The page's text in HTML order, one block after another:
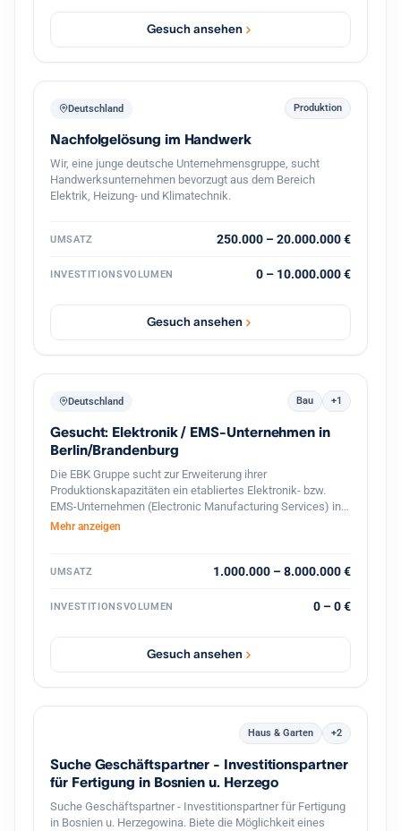
vollständige Übernahme oder eine Mehrheit inklusive
Übernahme der Geschäftsführung. Eine strukturierte
Übergabe im Tempo des bisherigen Inhabers ist
mit einem festen privaten Investorenkreis, der bei
zusätzlichem Bedarf Eigenkapital von bis zu 3 Millionen
Euro bereitstellt. Damit lässt sich eine Übernahme zügig
und verlässlich umsetzen. Eine
Vertraulichkeitsvereinbarung unterzeichne ich
selbstverständlich gern. Ich freue mich auf einen
vertraulichen Austausch.
Gesuch ansehen
Deutschland Produktion
Nachfolgelösung im Handwerk
Wir, eine junge deutsche Unternehmensgruppe, sucht
Handwerksunternehmen bevorzugt aus dem Bereich
Elektrik, Heizung- und Klimatechnik.
UMSATZ 250.000 – 20.000.000 €
INVESTITIONSVOLUMEN 0 – 10.000.000 €
Gesuch ansehen
Deutschland Bau +1
Gesucht: Elektronik / EMS-Unternehmen in
Berlin/Brandenburg
Die EBK Gruppe sucht zur Erweiterung ihrer
Produktionskapazitäten ein etabliertes Elektronik- bzw.
EMS-Unternehmen (Electronic Manufacturing Services) in
Berlin und dem direkten Berliner Umland (Speckgürtel).
Leiterplatten (SMD/THT) sowie elektromechanischer
Team, bestehendem Kundenstamm und Potenzial für die
Mehr anzeigen
UMSATZ 1.000.000 – 8.000.000 €
INVESTITIONSVOLUMEN 0 – 0 €
Gesuch ansehen
Haus & Garten +2
Suche Geschäftspartner - Investitionspartner
für Fertigung in Bosnien u. Herzego
Suche Geschäftspartner - Investitionspartner für Fertigung
in Bosnien u. Herzegowina. Biete die Möglichkeit eines